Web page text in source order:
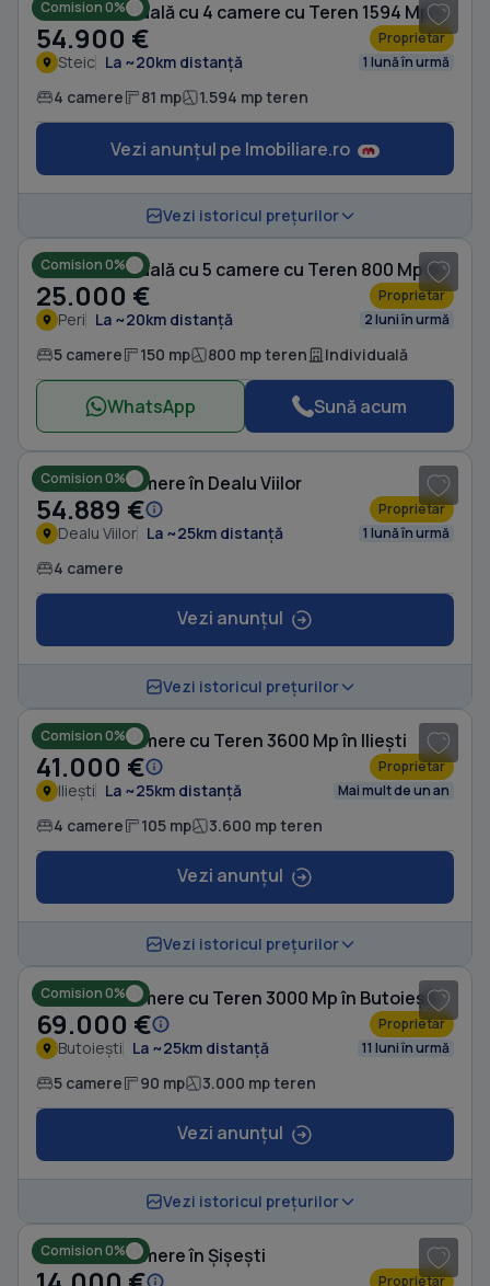
Comision 0% Casă individuală cu 4 camere cu Teren 1594 Mp în Steic
54.900 € Proprietar
Steic La ~20km distanță 1 lună în urmă
4 camere 81 mp 1.594 mp teren
Vezi anunțul pe Imobiliare.ro
Vezi istoricul prețurilor
Comision 0% Casă individuală cu 5 camere cu Teren 800 Mp în Peri
25.000 € Proprietar
Peri La ~20km distanță 2 luni în urmă
5 camere 150 mp 800 mp teren Individuală
WhatsApp Sună acum
Comision 0%
Casă cu 4 camere în Dealu Viilor
54.889 € Proprietar
Dealu Viilor La ~25km distanță 1 lună în urmă
4 camere
Vezi anunțul
Vezi istoricul prețurilor
Comision 0%
Casă cu 4 camere cu Teren 3600 Mp în Iliești
41.000 € Proprietar
Iliești La ~25km distanță Mai mult de un an
4 camere 105 mp 3.600 mp teren
Vezi anunțul
Vezi istoricul prețurilor
Comision 0%
Casă cu 5 camere cu Teren 3000 Mp în Butoiești
69.000 € Proprietar
Butoiești La ~25km distanță 11 luni în urmă
5 camere 90 mp 3.000 mp teren
Vezi anunțul
Vezi istoricul prețurilor
Comision 0%
Casă cu 4 camere în Șișești
Proprietar